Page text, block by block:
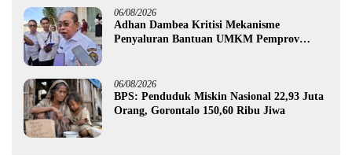
06/08/2026
Adhan Dambea Kritisi Mekanisme
Penyaluran Bantuan UMKM Pemprov
06/08/2026
BPS: Penduduk Miskin Nasional 22,93 Juta
Orang, Gorontalo 150,60 Ribu Jiwa